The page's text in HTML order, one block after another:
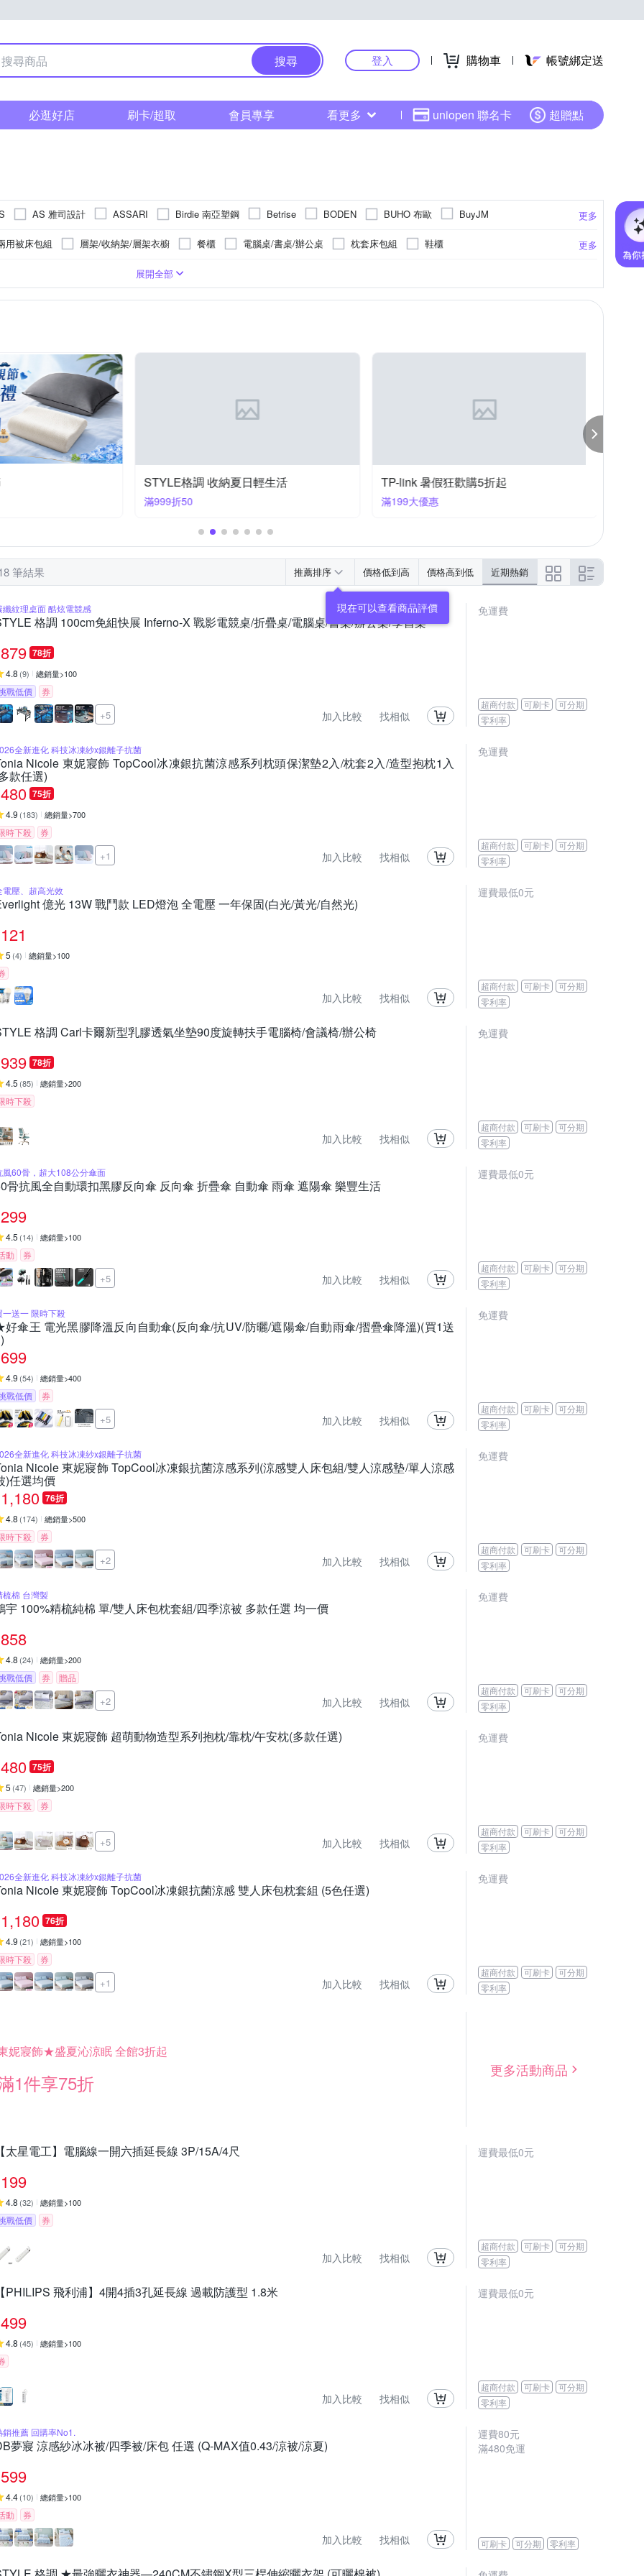
搜尋 登入 購物車 帳號綁定送
必逛好店 刷卡/超取 會員專享 看更多 uniopen 聯名卡 超贈點
更多
AS 雅司設計 ASSARI Birdie 南亞塑鋼 Betrise BODEN BUHO 布歐
BuyJM
岱思夢
DanceLight 舞光 dayneeds 日需百備 DFhouse DUYAN 竹漾
FOCA
LOGIS
ModaCore 摩達客 MAKITA 牧田 MUNA 家居 Mr.Zakka obis
Ogula 小倉
海夫健康生活館
更多
用被床包組 層架/收納架/層架衣櫥 餐櫃 電腦桌/書桌/辦公桌 枕套床包組
鞋櫃
工具配件
地墊/防滑墊
壓縮袋/防塵套/收納袋 床頭櫃 桌子/餐桌/折合桌 收納櫃
掛勾/門把
開運配飾
風水擺件
收納櫃 掛勾/門把
聚酯纖維 布
單人3.5尺
五層
有抽屜
展開全部
STYLE格調 收納夏日輕生活
滿999折50
TP-link 暑假狂歡購5折起
滿199大優惠
筆結果 推薦排序 價格低到高 價格高到低 近期熱銷
纖紋理桌面 酷炫電競感
格調 100cm免組快展 Inferno-X 戰影電競桌/折疊桌/電腦桌/書桌/辦公桌/學習桌
879 78折
4.8 (9) 總銷量>100
戰低價 券
+5 加入比較 找相似
免運費
超商付款 可刷卡
可分期
零利率
全新進化 科技冰凍紗x銀離子抗菌
Nicole 東妮寢飾 TopCool冰凍銀抗菌涼感系列枕頭保潔墊2入/枕套2入/造型抱枕1入
款任選)
480 75折
4.9 (183) 總銷量>700
時下殺 券
+1 加入比較 找相似
免運費
超商付款 可刷卡
可分期
零利率
電壓、超高光效
億光 13W 戰鬥款 LED燈泡 全電壓 一年保固(白光/黃光/自然光)
121
5 (4) 總銷量>100
加入比較 找相似
運費最低0元
超商付款 可刷卡
可分期
零利率
格調 Carl卡爾新型乳膠透氣坐墊90度旋轉扶手電腦椅/會議椅/辦公椅
939 78折
4.5 (85) 總銷量>200
時下殺
加入比較 找相似
免運費
超商付款 可刷卡
可分期
零利率
風60骨，超大108公分傘面
骨抗風全自動環扣黑膠反向傘 反向傘 折疊傘 自動傘 雨傘 遮陽傘 樂豐生活
299
4.5 (14) 總銷量>100
動 券
+5 加入比較 找相似
運費最低0元
超商付款 可刷卡
可分期
零利率
一送一 限時下殺
傘王 電光黑膠降溫反向自動傘(反向傘/抗UV/防曬/遮陽傘/自動雨傘/摺疊傘降溫)(買1送
699
4.9 (54) 總銷量>400
戰低價 券
+5 加入比較 找相似
免運費
超商付款 可刷卡
可分期
零利率
全新進化 科技冰凍紗x銀離子抗菌
Nicole 東妮寢飾 TopCool冰凍銀抗菌涼感系列(涼感雙人床包組/雙人涼感墊/單人涼感
)任選均價
1,180 76折
4.8 (174) 總銷量>500
時下殺 券
+2 加入比較 找相似
免運費
超商付款 可刷卡
可分期
零利率
梳棉 台灣製
宇 100%精梳純棉 單/雙人床包枕套組/四季涼被 多款任選 均一價
858
4.8 (24) 總銷量>200
戰低價 券 贈品
+2 加入比較 找相似
免運費
超商付款 可刷卡
可分期
零利率
Nicole 東妮寢飾 超萌動物造型系列抱枕/靠枕/午安枕(多款任選)
480 75折
5 (47) 總銷量>200
時下殺 券
+5 加入比較 找相似
免運費
超商付款 可刷卡
可分期
零利率
全新進化 科技冰凍紗x銀離子抗菌
Nicole 東妮寢飾 TopCool冰凍銀抗菌涼感 雙人床包枕套組 (5色任選)
1,180 76折
4.9 (21) 總銷量>100
時下殺 券
+1 加入比較 找相似
免運費
超商付款 可刷卡
可分期
零利率
妮寢飾★盛夏沁涼眠 全館3折起
1件享75折
更多活動商品
太星電工】電腦線一開六插延長線 3P/15A/4尺
199
4.8 (32) 總銷量>100
戰低價 券
加入比較 找相似
運費最低0元
超商付款 可刷卡
可分期
零利率
PHILIPS 飛利浦】4開4插3孔延長線 過載防護型 1.8米
499
4.8 (45) 總銷量>100
加入比較 找相似
運費最低0元
超商付款 可刷卡
可分期
零利率
銷推薦 回購率No1.
夢寢 涼感紗冰冰被/四季被/床包 任選 (Q-MAX值0.43/涼被/涼夏)
599
4.4(10) 總銷量>100
動 券
加入比較 找相似
運費80元
滿480免運
可刷卡 可分期 零利率